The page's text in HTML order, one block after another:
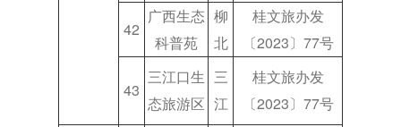
42
广西生态
科普苑
柳
北
桂文旅办发
〔2023〕77号
43
三江口生
态旅游区
三
江
桂文旅办发
〔2023〕77号